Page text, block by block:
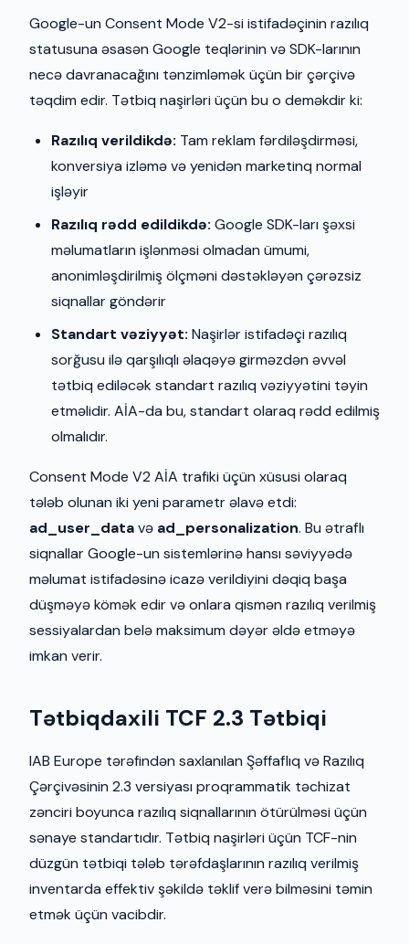
Google-un Consent Mode V2-si istifadəçinin razılıq
statusuna əsasən Google teqlərinin və SDK-larının
necə davranacağını tənzimləmək üçün bir çərçivə
təqdim edir. Tətbiq naşirləri üçün bu o deməkdir ki:
Razılıq verildikdə: Tam reklam fərdiləşdirməsi,
konversiya izləmə və yenidən marketinq normal
işləyir
Razılıq rədd edildikdə: Google SDK-ları şəxsi
məlumatların işlənməsi olmadan ümumi,
anonimləşdirilmiş ölçməni dəstəkləyən çərəzsiz
siqnallar göndərir
Standart vəziyyət: Naşirlər istifadəçi razılıq
sorğusu ilə qarşılıqlı əlaqəyə girməzdən əvvəl
tətbiq ediləcək standart razılıq vəziyyətini təyin
etməlidir. AİA-da bu, standart olaraq rədd edilmiş
olmalıdır.
Consent Mode V2 AİA trafiki üçün xüsusi olaraq
tələb olunan iki yeni parametr əlavə etdi:
ad_user_datavə ad_personalization. Bu ətraflı
siqnallar Google-un sistemlərinə hansı səviyyədə
məlumat istifadəsinə icazə verildiyini dəqiq başa
düşməyə kömək edir və onlara qismən razılıq verilmiş
sessiyalardan belə maksimum dəyər əldə etməyə
imkan verir.
Tətbiqdaxili TCF 2.3 Tətbiqi
IAB Europe tərəfindən saxlanılan Şəffaflıq və Razılıq
Çərçivəsinin 2.3 versiyası proqrammatik təchizat
zənciri boyunca razılıq siqnallarının ötürülməsi üçün
sənaye standartıdır. Tətbiq naşirləri üçün TCF-nin
düzgün tətbiqi tələb tərəfdaşlarının razılıq verilmiş
inventarda effektiv şəkildə təklif verə bilməsini təmin
etmək üçün vacibdir.